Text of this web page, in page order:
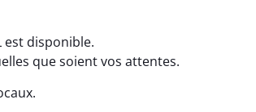
est disponible.
que soient vos attentes.